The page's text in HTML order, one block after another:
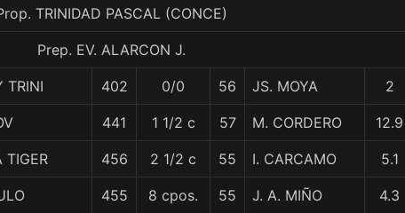
TRINIDAD PASCAL (CONCE)
Prep. EV. ALARCON J.
TRINI 402 0/0 56 JS. MOYA 2
441 1 1/2 c 57 M. CORDERO 12.9
TIGER 456 2 1/2 c 55 I. CARCAMO 5.1
455 8 cpos. 55 J. A. MIÑO 4.3